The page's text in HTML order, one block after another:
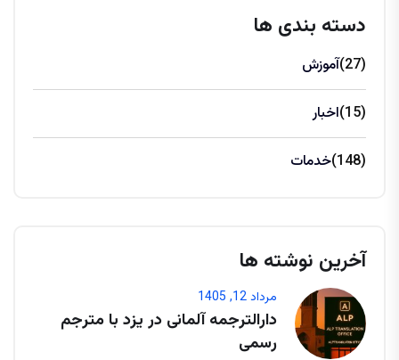
دسته بندی ها
آموزش (27)
اخبار (15)
خدمات (148)
آخرین نوشته ها
مرداد 12, 1405
دارالترجمه آلمانی در یزد با مترجم
رسمی